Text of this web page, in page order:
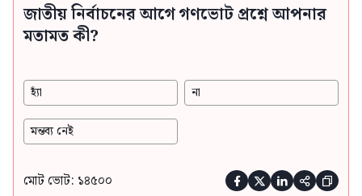
জাতীয় নির্বাচনের আগে গণভোট প্রশ্নে আপনার
মতামত কী?
হ্যাঁ না
মন্তব্য নেই
মোট ভোট: ১৪৫০০     